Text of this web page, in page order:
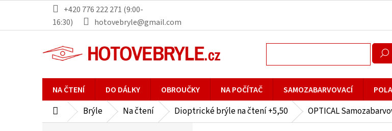
obsah
+420 776 222 271 (9:00-
16:30)
hotovebryle@gmail.com
NA ČTENÍ DO DÁLKY OBROUČKY NA POČÍTAČ SAMOZABARVOVACÍ
DomůBrýle Na čtení Dioptrické brýle na čtení +5,50 OPTICAL